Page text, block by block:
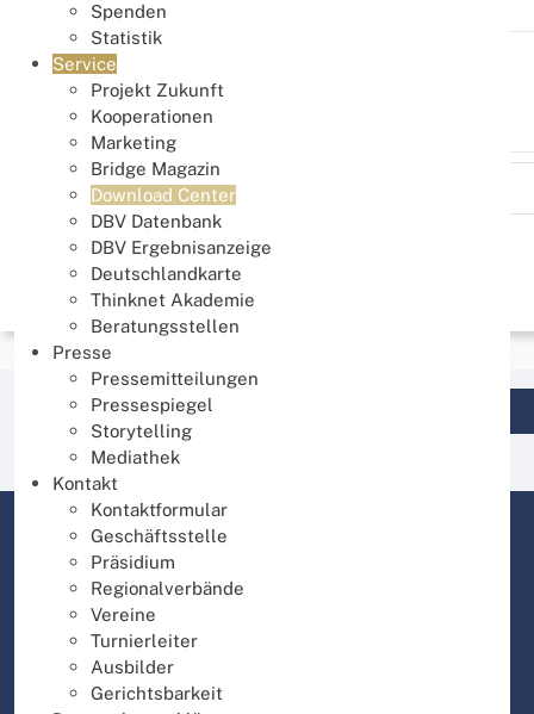
Spenden
Statistik
Service
Projekt Zukunft
Kooperationen
Marketing
Bridge Magazin
Download Center
DBV Datenbank
DBV Ergebnisanzeige
Deutschlandkarte
Thinknet Akademie
Beratungsstellen
Presse
Pressemitteilungen
Pressespiegel
Storytelling
Mediathek
Kontakt
Kontaktformular
Geschäftsstelle
Präsidium
Regionalverbände
Vereine
Turnierleiter
Ausbilder
Gerichtsbarkeit
Ideen für Pressetexte
Reihenfolge
Login DBV Datenbank